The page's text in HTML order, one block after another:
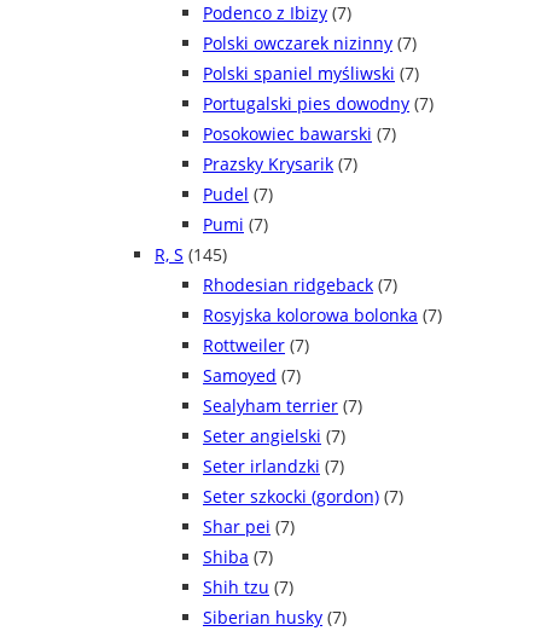
Podenco z Ibizy (7)
Polski owczarek nizinny (7)
Polski spaniel myśliwski (7)
Portugalski pies dowodny (7)
Posokowiec bawarski (7)
Prazsky Krysarik (7)
Pudel (7)
Pumi (7)
R, S (145)
Rhodesian ridgeback (7)
Rosyjska kolorowa bolonka (7)
Rottweiler (7)
Samoyed (7)
Sealyham terrier (7)
Seter angielski (7)
Seter irlandzki (7)
Seter szkocki (gordon) (7)
Shar pei (7)
Shiba (7)
Shih tzu (7)
Siberian husky (7)